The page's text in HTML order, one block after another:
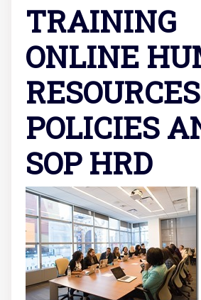
TRAINING
ONLINE
RESOURCES
POLICIES
SOP HRD